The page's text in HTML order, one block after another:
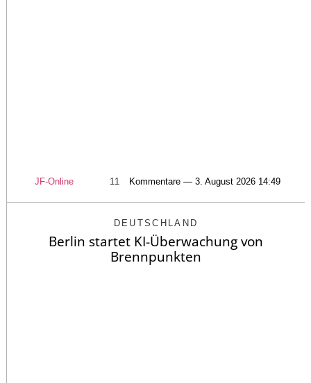
JF-Online 11 Kommentare — 3. August 2026 14:49
DEUTSCHLAND
Berlin startet KI-Überwachung von
Brennpunkten